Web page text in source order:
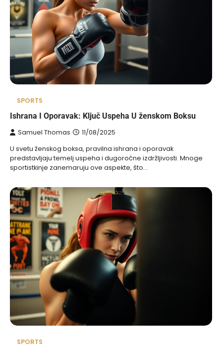
SPORTS
Ishrana I Oporavak: Ključ Uspeha U ženskom Boksu
Samuel Thomas 11/08/2025
U svetu ženskog boksa, pravilna ishrana i oporavak
predstavljaju temelj uspeha i dugoročne izdržljivosti. Mnoge
sportistkinje zanemaruju ove aspekte, što…
SPORTS